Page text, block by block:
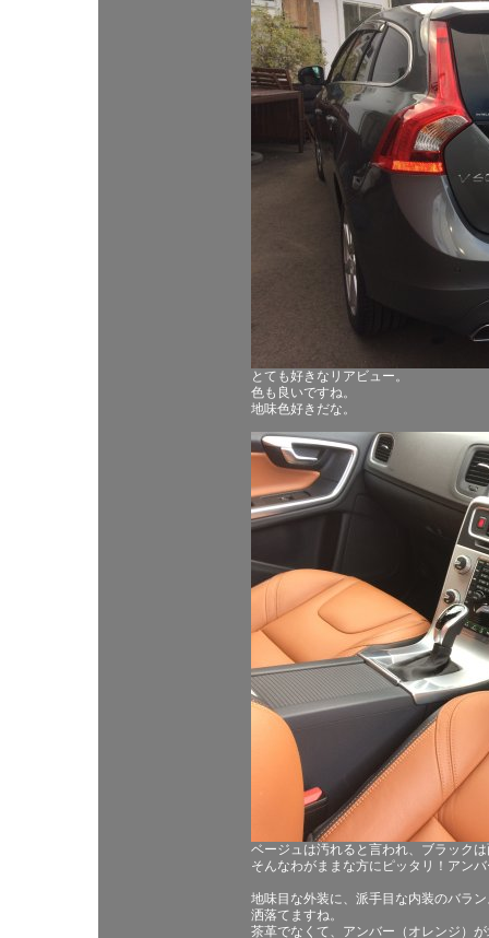
とても好きなリアビュー。
色も良いですね。
地味色好きだな。
ベージュは汚れると言われ、ブラック
そんなわがままな方にピッタリ！アン
地味目な外装に、派手目な内装のバラ
洒落てますね。
茶革でなくて、アンバー（オレンジ）